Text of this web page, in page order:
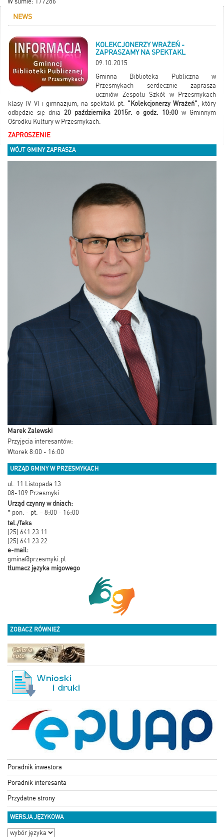
NEWS
KOLEKCJONERZY WRAŻEŃ -
ZAPRASZAMY NA SPEKTAKL
09.10.2015
Gminna Biblioteka Publiczna w
Przesmykach serdecznie zaprasza
uczniów Zespołu Szkół w Przesmykach
klasy IV-VI i gimnazjum, na spektakl pt. "Kolekcjonerzy Wrażeń", który
odbędzie się dnia 20 października 2015r. o godz. 10:00 w Gminnym
Ośrodku Kultury w Przesmykach.
ZAPROSZENIE
WÓJT GMINY ZAPRASZA
Marek Zalewski
Przyjęcia interesantów:
Wtorek 8:00 - 16:00
URZĄD GMINY W PRZESMYKACH
ul. 11 Listopada 13
08-109 Przesmyki
Urząd czynny w dniach:
* pon. - pt. – 8:00 - 16:00
tel./faks
(25) 641 23 11
(25) 641 23 22
e-mail:
gmina@przesmyki.pl
tłumacz języka migowego
ZOBACZ RÓWNIEŻ
Poradnik inwestora
Poradnik interesanta
Przydatne strony
WERSJA JĘZYKOWA